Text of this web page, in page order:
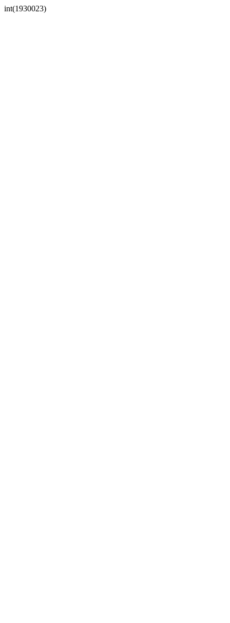
int(1930023)